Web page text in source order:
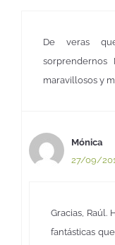
De veras
sorprendernos
maravillosos y
Mónica
27/09/
Gracias, Raúl.
fantásticas